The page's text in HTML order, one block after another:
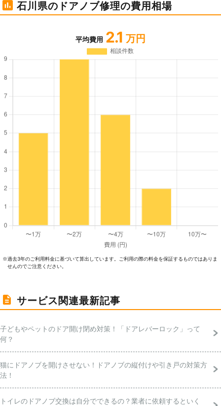
石川県のドアノブ修理の費用相場
平均費用 2.1 万円
※過去3年のご利⽤料⾦に基づいて算出しています。ご利⽤の際の料⾦を保証するものではありま
せんのでご注意ください。
サービス関連最新記事
子どもやペットのドア開け閉め対策！「ドアレバーロック」って
何？
猫にドアノブを開けさせない！ドアノブの縦付けや引き戸の対策方
法！
トイレのドアノブ交換は自分でできるの？業者に依頼するといく